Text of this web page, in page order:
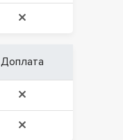
Доплата